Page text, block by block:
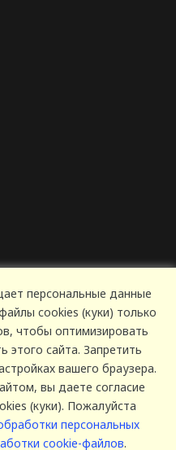
права защищены.
,Политика использование
персональные данные
cookies (куки) только
чтобы оптимизировать
этого сайта. Запретить
вашего браузера.
вы даете согласие
(куки). Пожалуйста
персональных
cookie-файлов.